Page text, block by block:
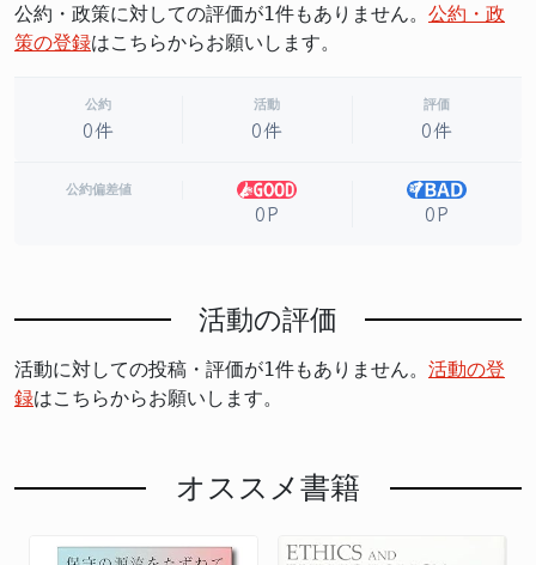
公約・政策に対しての評価が1件もありません。 公約・政
策の登録はこちらからお願いします。
公約
0件
活動
0件
評価
0件
公約偏差値
0P 0P
活動の評価
活動に対しての投稿・評価が1件もありません。 活動の登
録はこちらからお願いします。
オススメ書籍